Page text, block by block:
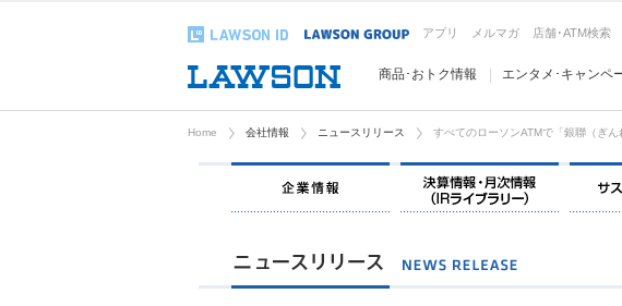
アプリ メルマガ 店舗･ATM検索
商品･おトク情報 エンタメ･キャンペ
Home 会社情報 ニュースリリース すべてのローソンATMで「銀聯（ぎ
企業情報